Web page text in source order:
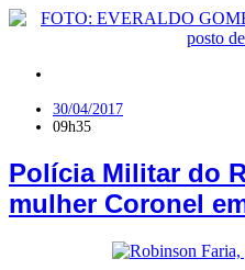
30/04/2017
09h35
Polícia Militar do
mulher Coronel